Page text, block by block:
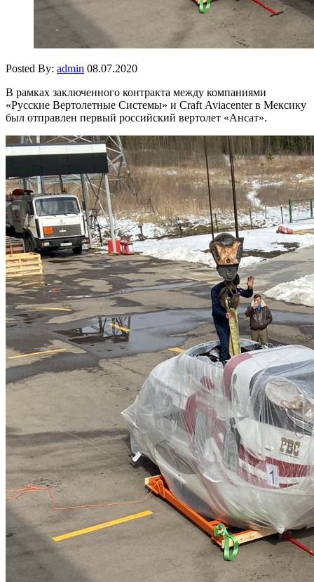
Posted By: admin 08.07.2020
В рамках заключенного контракта между компаниями
«Русские Вертолетные Системы» и Craft Aviacenter в Мексику
был отправлен первый российский вертолет «Ансат».